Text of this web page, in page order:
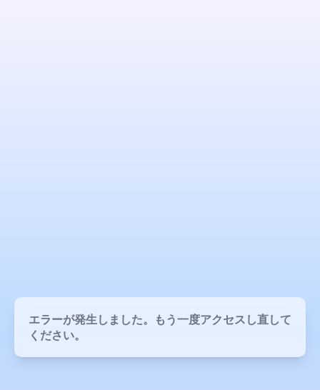
エラーが発生しました。もう一度アクセスし直して
ください。